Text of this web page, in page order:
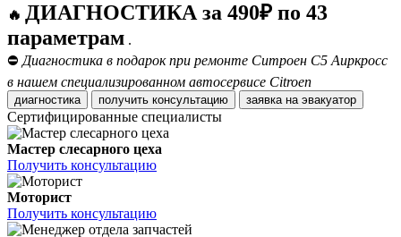
🔥 ДИАГНОСТИКА за 490₽ по 43
параметрам .
⛔ Диагностика в подарок при ремонте Ситроен С5 Аиркросс
в нашем специализированном автосервисе Citroen
диагностика получить консультацию заявка на эвакуатор
Сертифицированные специалисты
Мастер слесарного цеха
Получить консультацию
Моторист
Получить консультацию